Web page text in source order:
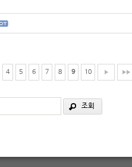
4 5 6 7 8 9 10
조회